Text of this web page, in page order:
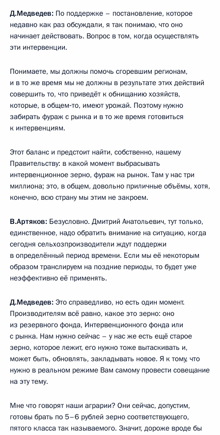
Д.Медведев: По поддержке – постановление, которое
недавно как раз обсуждали, я так понимаю, что оно
начинает действовать. Вопрос в том, когда осуществлять
эти интервенции.
Понимаете, мы должны помочь сгоревшим регионам,
и в то же время мы не должны в результате этих действий
совершить то, что приведёт к обнищанию хозяйств,
которые, в общем‑то, имеют урожай. Поэтому нужно
забирать фураж с рынка и в то же время готовиться
к интервенциям.
Этот баланс и предстоит найти, собственно, нашему
Правительству: в какой момент выбрасывать
интервенционное зерно, фураж на рынок. Там у нас три
миллиона; это, в общем, довольно приличные объёмы, хотя,
конечно, всю страну мы этим не закроем.
В.Артяков: Безусловно. Дмитрий Анатольевич, тут только,
единственное, надо обратить внимание на ситуацию, когда
сегодня сельхозпроизводители ждут поддержи
в определённый период времени. Если мы её некоторым
образом транслируем на поздние периоды, то будет уже
неэффективно её применять.
Д.Медведев: Это справедливо, но есть один момент.
Производителям всё равно, какое это зерно: оно
из резервного фонда, Интервенционного фонда или
с рынка. Нам нужно сейчас – у нас же есть ещё старое
зерно, которое лежит, его нужно тоже вытаскивать и,
может быть, обновлять, закладывать новое. Я к тому, что
нужно в реальном режиме Вам самому провести совещание
на эту тему.
Мне что говорят наши аграрии? Они сейчас, допустим,
готовы брать по 5–6 рублей зерно соответствующего,
пятого класса так называемого. Значит, дороже вроде бы